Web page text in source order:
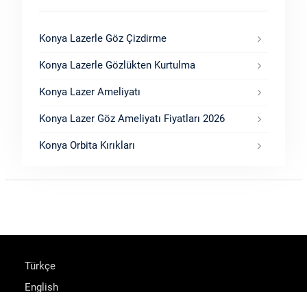
Konya Lazerle Göz Çizdirme
Konya Lazerle Gözlükten Kurtulma
Konya Lazer Ameliyatı
Konya Lazer Göz Ameliyatı Fiyatları 2026
Konya Orbita Kırıkları
Türkçe
English